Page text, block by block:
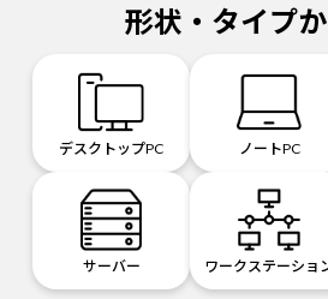
形状・タイプ
デスクトップPC ノートPC
サーバー ワークステーショ